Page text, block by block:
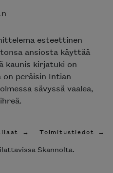
esteettinen
ansiosta käyttää
kaunis kirjatuki on
on peräisin Intian
sävyssä vaalea,
Toimitustiedot
Skannolta.